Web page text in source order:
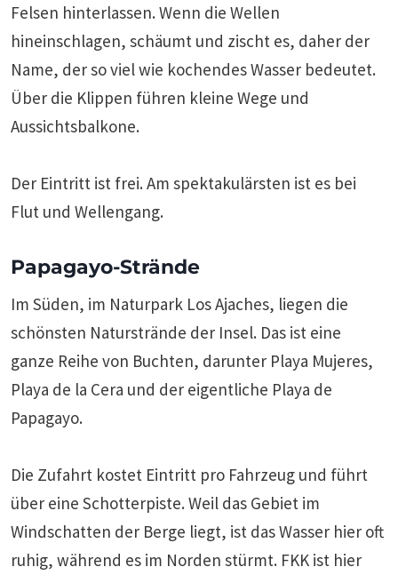
Felsen hinterlassen. Wenn die Wellen
hineinschlagen, schäumt und zischt es, daher der
Name, der so viel wie kochendes Wasser bedeutet.
Über die Klippen führen kleine Wege und
Aussichtsbalkone.
Der Eintritt ist frei. Am spektakulärsten ist es bei
Flut und Wellengang.
Papagayo-Strände
Im Süden, im Naturpark Los Ajaches, liegen die
schönsten Naturstrände der Insel. Das ist eine
ganze Reihe von Buchten, darunter Playa Mujeres,
Playa de la Cera und der eigentliche Playa de
Papagayo.
Die Zufahrt kostet Eintritt pro Fahrzeug und führt
über eine Schotterpiste. Weil das Gebiet im
Windschatten der Berge liegt, ist das Wasser hier oft
ruhig, während es im Norden stürmt. FKK ist hier